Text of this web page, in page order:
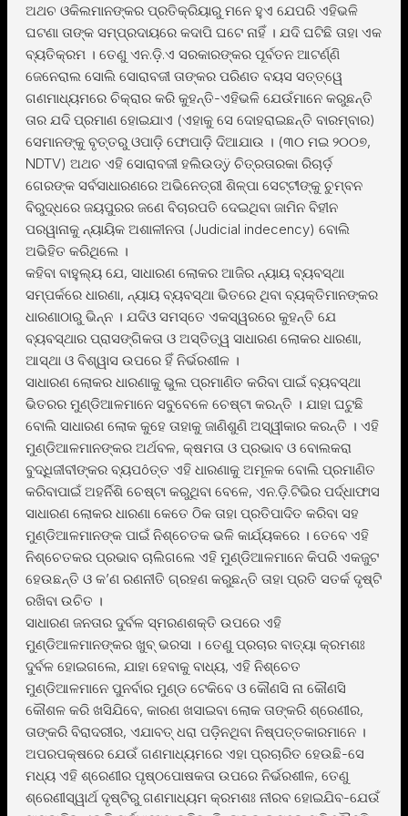
ଅଥଚ ଓକିଲମାନଙ୍କର ପ୍ରତିକ୍ରିୟାରୁ ମନେ ହୁଏ ଯେପରି ଏହିଭଳି
ଘଟଣା ତାଙ୍କ ସମ୍ପ୍ରଦାୟରେ କଦାପି ଘଟେ ନାହିଁ । ଯଦି ଘଟିଛି ତାହା ଏକ
ବ୍ୟତିକ୍ରମ । ତେଣୁ ଏନ.ଡ଼ି.ଏ ସରକାରଙ୍କର ପୂର୍ବତନ ଆଟର୍ଣ୍ଣି
ଜେନେରାଲ ସୋଲି ସୋରାବଜୀ ତାଙ୍କର ପରିଣତ ବୟସ ସତ୍ତ୍ୱେ
ଗଣମାଧ୍ୟମରେ ଚିକ୍ରାର କରି କୁହନ୍ତି-ଏହିଭଳି ଯେଉଁମାନେ କରୁଛନ୍ତି
ତାର ଯଦି ପ୍ରମାଣ ହୋଇଯାଏ (ଏହାକୁ ସେ ଦୋହରାଇଛନ୍ତି ବାରମ୍ବାର)
ସେମାନଙ୍କୁ ବୃତ୍ତରୁ ଓପାଡ଼ି ଫୋପାଡ଼ି ଦିଆଯାଉ । (୩୦ ମଇ ୨୦୦୭,
NDTV) ଅଥଚ ଏହି ସୋରାବଜୀ ହଲିଉଡ୍ÿ ଚିତ୍ରତାରକା ରିଚାର୍ଡ଼
ଗେରଙ୍କ ସର୍ବସାଧାରଣରେ ଅଭିନେତ୍ରୀ ଶିଳ୍ପା ସେଟ୍ଟୀଙ୍କୁ ଚୁମ୍ବନ
ବିରୁଦ୍ଧରେ ଜୟପୁରର ଜଣେ ବିଚାରପତି ଦେଇଥିବା ଜାମିନ ବିହୀନ
ପରୱାନାକୁ ନ୍ୟାୟିକ ଅଶାଳୀନତା (Judicial indecency) ବୋଲି
ଅଭିହିତ କରିଥିଲେ ।
କହିବା ବାହୁଲ୍ୟ ଯେ, ସାଧାରଣ ଲୋକର ଆଜିର ନ୍ୟାୟ ବ୍ୟବସ୍ଥା
ସମ୍ପର୍କରେ ଧାରଣା, ନ୍ୟାୟ ବ୍ୟବସ୍ଥା ଭିତରେ ଥିବା ବ୍ୟକ୍ତିମାନଙ୍କର
ଧାରଣାଠାରୁ ଭିନ୍ନ । ଯଦିଓ ସମସ୍ତେ ଏକସ୍ୱରରେ କୁହନ୍ତି ଯେ
ବ୍ୟବସ୍ଥାର ପ୍ରାସଙ୍ଗିକତା ଓ ଅସ୍ତିତ୍ୱ ସାଧାରଣ ଲୋକର ଧାରଣା,
ଆସ୍ଥା ଓ ବିଶ୍ୱାସ ଉପରେ ହିଁ ନିର୍ଭରଶୀଳ ।
ସାଧାରଣ ଲୋକର ଧାରଣାକୁ ଭୁଲ ପ୍ରମାଣିତ କରିବା ପାଇଁ ବ୍ୟବସ୍ଥା
ଭିତରର ମୁଣ୍ଡିଆଳମାନେ ସବୁବେଳେ ଚେଷ୍ଟା କରନ୍ତି । ଯାହା ଘଟୁଛି
ବୋଲି ସାଧାରଣ ଲୋକ କୁହେ ତାହାକୁ ଜାଣିଶୁଣି ଅସ୍ୱୀକାର କରନ୍ତି । ଏହି
ମୁଣ୍ଡିଆଳମାନଙ୍କର ଅର୍ଥବଳ, କ୍ଷମତା ଓ ପ୍ରଭାବ ଓ ବୋଲକରା
ବୁଦ୍ଧିଜୀବୀଙ୍କର ବ୍ୟପôତ୍ତ ଏହି ଧାରଣାକୁ ଅମୂଳକ ବୋଲି ପ୍ରମାଣିତ
କରିବାପାଇଁ ଅହର୍ନିଶି ଚେଷ୍ଟା କରୁଥିବା ବେଳେ, ଏନ.ଡ଼ି.ଟିଭିର ପର୍ଦ୍ଧାଫାସ
ସାଧାରଣ ଲୋକର ଧାରଣା କେତେ ଠିକ ତାହା ପ୍ରତିପାଦିତ କରିବା ସହ
ମୁଣ୍ଡିଆଳମାନଙ୍କ ପାଇଁ ନିଶ୍ଚେତକ ଭଳି କାର୍ଯ୍ୟକରେ । ତେବେ ଏହି
ନିଶ୍ଚେତକର ପ୍ରଭାବ ଚାଲିଗଲେ ଏହି ମୁଣ୍ଡିଆଳମାନେ କିପରି ଏକଜୁଟ
ହେଉଛନ୍ତି ଓ କ’ଣ ରଣନୀତି ଗ୍ରହଣ କରୁଛନ୍ତି ତାହା ପ୍ରତି ସତର୍କ ଦୃଷ୍ଟି
ରଖିବା ଉଚିତ ।
ସାଧାରଣ ଜନତାର ଦୁର୍ବଳ ସ୍ମରଣଶକ୍ତି ଉପରେ ଏହି
ମୁଣ୍ଡିଆଳମାନଙ୍କର ଖୁବ୍ ଭରସା । ତେଣୁ ପ୍ରଚାର ବାତ୍ୟା କ୍ରମଶଃ
ଦୁର୍ବଳ ହୋଇଗଲେ, ଯାହା ହେବାକୁ ବାଧ୍ୟ, ଏହି ନିଶ୍ଚେତ
ମୁଣ୍ଡିଆଳମାନେ ପୁନର୍ବାର ମୁଣ୍ଡ ଟେକିବେ ଓ କୌଣସି ନା କୌଣସି
କୌଶଳ କରି ଖସିଯିବେ, କାରଣ ଖସାଇବା ଲୋକ ତାଙ୍କରି ଶ୍ରେଣୀର,
ତାଙ୍କରି ବିରାଦରୀର, ଏଯାବତ୍ ଧରା ପଡ଼ିନଥିବା ନିଷ୍ପତ୍ତକାରମାନେ ।
ଅପରପକ୍ଷରେ ଯେଉଁ ଗଣମାଧ୍ୟମରେ ଏହା ପ୍ରଚାରିତ ହେଉଛି-ସେ
ମଧ୍ୟ ଏହି ଶ୍ରେଣୀର ପୃଷ୍ଠପୋଷକତା ଉପରେ ନିର୍ଭରଶୀଳ, ତେଣୁ
ଶ୍ରେଣୀସ୍ୱାର୍ଥ ଦୃଷ୍ଟିରୁ ଗଣମାଧ୍ୟମ କ୍ରମଶଃ ନୀରବ ହୋଇଯିବ-ଯେଉଁ